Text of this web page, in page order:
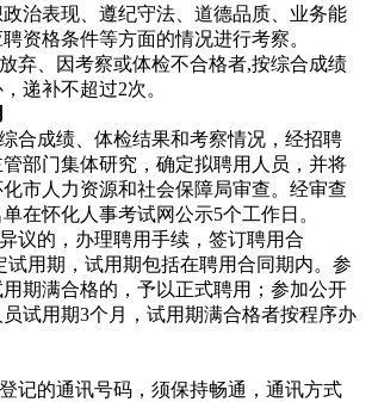
治表现、遵纪守法、道德品质、业务能
资格条件等方面的情况进行考察。
弃、因考察或体检不合格者,按综合成绩
递补不超过2次。
合成绩、体检结果和考察情况，经招聘
管部门集体研究，确定拟聘用人员，并将
市人力资源和社会保障局审查。经审查
在怀化人事考试网公示5个工作日。
议的，办理聘用手续，签订聘用合
试用期，试用期包括在聘用合同期内。参
期满合格的，予以正式聘用；参加公开
试用期3个月，试用期满合格者按程序办
记的通讯号码，须保持畅通，通讯方式